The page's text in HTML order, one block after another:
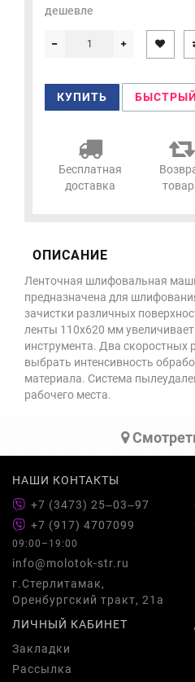
дешевле
КУПИТЬ
Бесплатная
доставка
ОПИСАНИЕ
Ленточная шлифовальная
предназначена для
зачистки различных
ленты 110х620 мм
инструмента. Два скоростных
выбрать интенсивность
материала. Система
рабочего места.
НАШИ КОНТАКТЫ
+7 (3473) 25‒03‒97
+7 (917) 4707099
09:00–19:00
info@molotok-str.ru
г.Стерлитамак,
Оренбургский тракт, 21а
ЛИЧНЫЙ КАБИНЕТ
Закладки
Рассылка